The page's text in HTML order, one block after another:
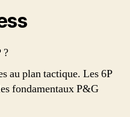
?
au plan tactique. Les 6P
fondamentaux P&G